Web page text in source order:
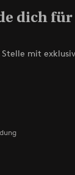
dich für
mit